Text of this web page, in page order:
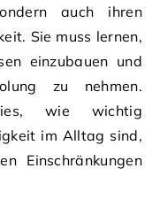
auch ihren
Sie muss lernen,
einzubauen und
zu nehmen.
wie wichtig
im Alltag sind,
Einschränkungen